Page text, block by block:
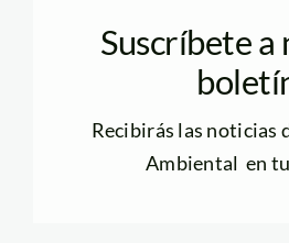
Suscríbete a
Recibirás las noticias
Ambiental en